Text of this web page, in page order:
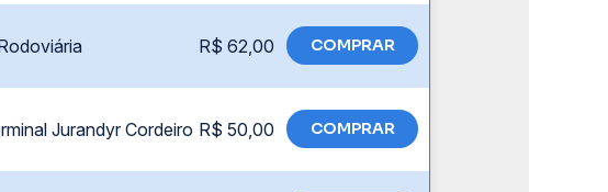
R$ 62,00 COMPRAR
Jurandyr Cordeiro R$ 50,00 COMPRAR